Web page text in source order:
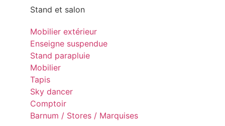
Stand et salon
Mobilier extérieur
Enseigne suspendue
Stand parapluie
Mobilier
Tapis
Sky dancer
Comptoir
Barnum / Stores / Marquises